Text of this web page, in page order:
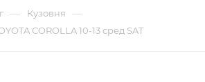
— Кузовня —
COROLLA 10-13 сред SAT